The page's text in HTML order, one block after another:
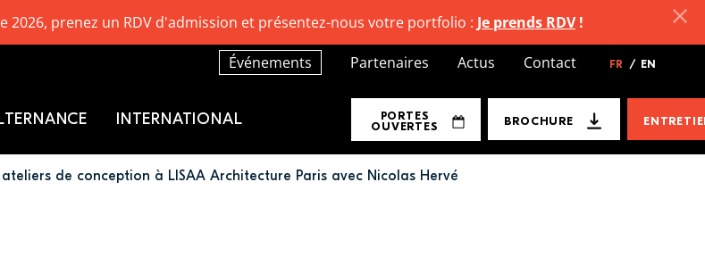
de conception à LISAA Architecture Paris avec Nicolas Hervé
Événements Partenaires Actus Contact FR / EN
PORTES
OUVERTES
BROCHURE
INTERNATIONAL
2026, prenez un RDV d'admission et présentez-nous votre portfolio : Je prends RDV!